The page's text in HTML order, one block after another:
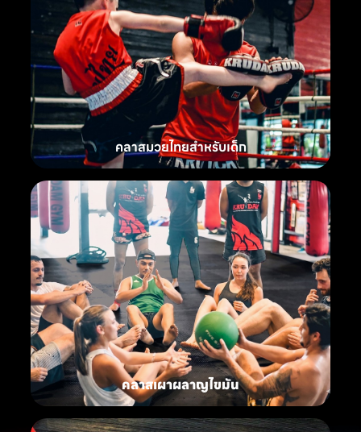
คลาสมวยไทยสำหรับเด็ก
คลาสเผาผลาญไขมัน